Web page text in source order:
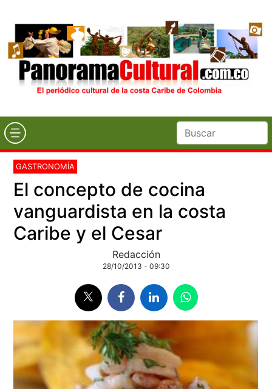
GASTRONOMÍA
El concepto de cocina
vanguardista en la costa
Caribe y el Cesar
Redacción
28/10/2013 - 09:30